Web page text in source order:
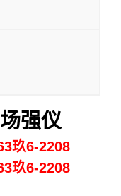
强仪
玖6-2208
玖6-2208